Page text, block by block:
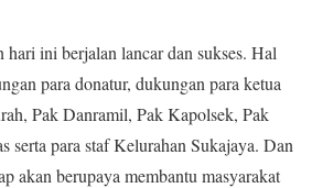
ini berjalan lancar dan sukses. Hal
para donatur, dukungan para ketua
Pak Danramil, Pak Kapolsek, Pak
serta para staf Kelurahan Sukajaya. Dan
akan berupaya membantu masyarakat